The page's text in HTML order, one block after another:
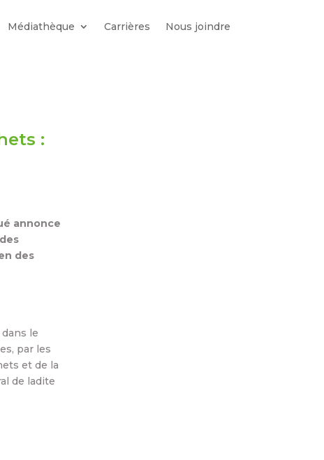
Médiathèque Carrières Nous joindre
:
annonce
des
le
par les
et de la
de ladite